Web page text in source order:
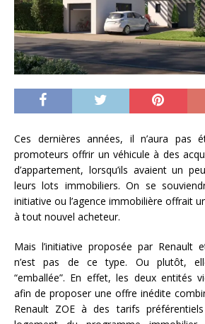
Ces dernières années, il n’aura pas
promoteurs offrir un véhicule à des
d’appartement, lorsqu’ils avaient un
leurs lots immobiliers. On se
initiative ou l’agence immobilière offrait
à tout nouvel acheteur.
Mais l’initiative proposée par Renault
n’est pas de ce type. Ou plutôt,
“emballée”. En effet, les deux entités
afin de proposer une offre inédite
Renault ZOE à des tarifs préférentiels